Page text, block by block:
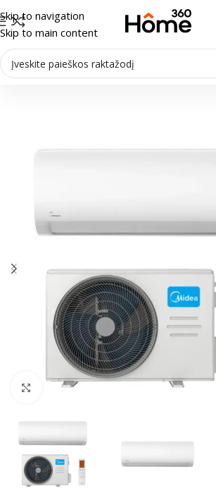
Skip to navigation
Skip to main content
Pradžia/Šilumos siurbliai/Sieniniai šilumos siurbliai
Paspauskite čia, kad padidinti